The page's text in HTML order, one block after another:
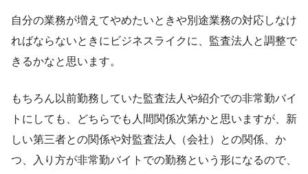
自分の業務が増えてやめたいときや別途業務の対応しなけ
ればならないときにビジネスライクに、監査法人と調整で
きるかなと思います。
もちろん以前勤務していた監査法人や紹介での非常勤バイ
トにしても、どちらでも人間関係次第かと思いますが、新
しい第三者との関係や対監査法人（会社）との関係、か
つ、入り方が非常勤バイトでの勤務という形になるので、